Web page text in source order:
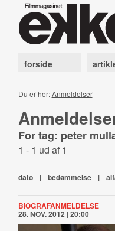
forside
Du er her:Anmeldelser
For tag: peter
1 - 1 ud af 1
dato | bedømmelse |
BIOGRAFANMELDELSE
28. NOV. 2012 | 20:00